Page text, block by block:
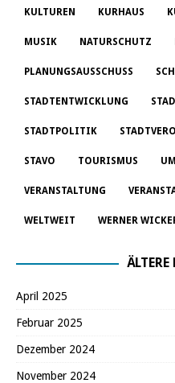
KULTUREN KURHAUS
MUSIK NATURSCHUTZ
PLANUNGSAUSSCHUSS
STADTENTWICKLUNG
STADTPOLITIK
STAVO TOURISMUS
VERANSTALTUNG
WELTWEIT WERNER
ÄLTERE
April 2025
Februar 2025
Dezember 2024
November 2024